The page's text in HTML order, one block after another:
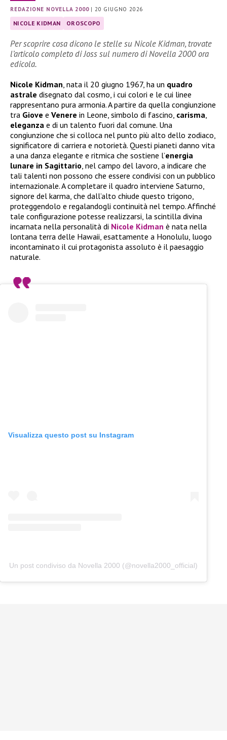
REDAZIONE NOVELLA 2000|20 GIUGNO 2026
NICOLE KIDMAN OROSCOPO
Per scoprire cosa dicono le stelle su Nicole Kidman, trovate
l’articolo completo di Joss sul numero di Novella 2000 ora
edicola.
Nicole Kidman , nata il 20 giugno 1967, ha un quadro
astrale disegnato dal cosmo, i cui colori e le cui linee
rappresentano pura armonia. A partire da quella congiunzione
tra Giove e Venere in Leone, simbolo di fascino, carisma
eleganza e di un talento fuori dal comune. Una
congiunzione che si colloca nel punto più alto dello zodiaco,
significatore di carriera e notorietà. Questi pianeti danno vita
a una danza elegante e ritmica che sostiene l’energia
lunare in Sagittario , nel campo del lavoro, a indicare che
tali talenti non possono che essere condivisi con un pubblico
internazionale. A completare il quadro interviene Saturno,
signore del karma, che dall’alto chiude questo trigono,
proteggendolo e regalandogli continuità nel tempo. Affinché
tale configurazione potesse realizzarsi, la scintilla divina
incarnata nella personalità di Nicole Kidman è nata nella
lontana terra delle Hawaii, esattamente a Honolulu, luogo
incontaminato il cui protagonista assoluto è il paesaggio
naturale.
Visualizza questo post su Instagram
Un post condiviso da Novella 2000 (@novella2000_official)